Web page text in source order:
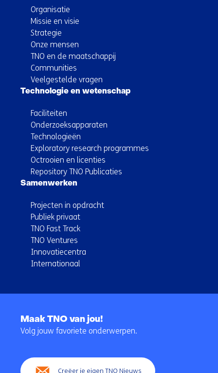
Organisatie
Missie en visie
Strategie
Onze mensen
TNO en de maatschappij
Communities
Veelgestelde vragen
Technologie en wetenschap
Faciliteiten
Onderzoeksapparaten
Technologieën
Exploratory research programmes
Octrooien en licenties
Repository TNO Publicaties
Samenwerken
Projecten in opdracht
Publiek privaat
TNO Fast Track
TNO Ventures
Innovatiecentra
Internationaal
navigatie
Maak TNO van jou!
Volg jouw favoriete onderwerpen.
Creëer je eigen TNO Nieuws